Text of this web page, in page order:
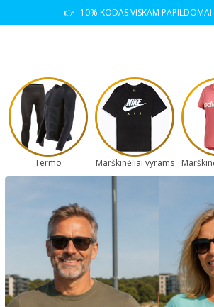
👉 -10% KODAS VISKAM PAPILDOMAI:
Termo Marškinėliai vyrams